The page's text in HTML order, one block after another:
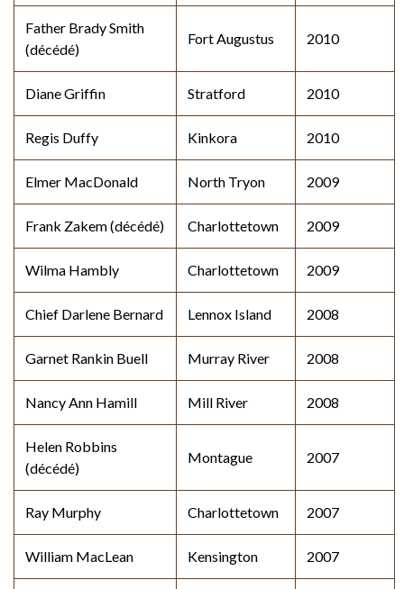
Father Brady Smith
(décédé)
Fort Augustus 2010
Diane Griffin Stratford 2010
Regis Duffy Kinkora 2010
Elmer MacDonald North Tryon 2009
Frank Zakem (décédé) Charlottetown 2009
Wilma Hambly Charlottetown 2009
Chief Darlene Bernard Lennox Island 2008
Garnet Rankin Buell Murray River 2008
Nancy Ann Hamill Mill River 2008
Helen Robbins
(décédé)
Montague 2007
Ray Murphy Charlottetown 2007
William MacLean Kensington 2007